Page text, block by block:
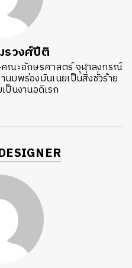
รวงศ์ปีติ
คณะอักษรศาสตร์ จุฬาลงกรณ์
นมพร่องมันเนยเป็นสิ่งชั่วร้าย
ป็นงานอดิเรก